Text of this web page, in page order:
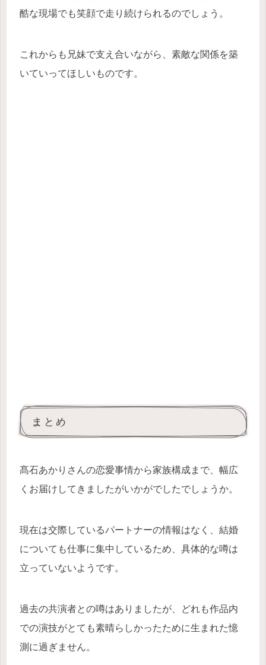
酷な現場でも笑顔で走り続けられるのでしょう。
これからも兄妹で支え合いながら、素敵な関係を築
いていってほしいものです。
まとめ
髙石あかりさんの恋愛事情から家族構成まで、幅広
くお届けしてきましたがいかがでしたでしょうか。
現在は交際しているパートナーの情報はなく、結婚
についても仕事に集中しているため、具体的な噂は
立っていないようです。
過去の共演者との噂はありましたが、どれも作品内
での演技がとても素晴らしかったために生まれた憶
測に過ぎません。